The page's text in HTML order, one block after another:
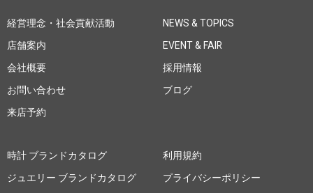
経営理念・社会貢献活動
店舗案内
会社概要
お問い合わせ
来店予約
NEWS & TOPICS
EVENT & FAIR
採用情報
ブログ
時計 ブランドカタログ
ジュエリー ブランドカタログ
利用規約
プライバシーポリシー